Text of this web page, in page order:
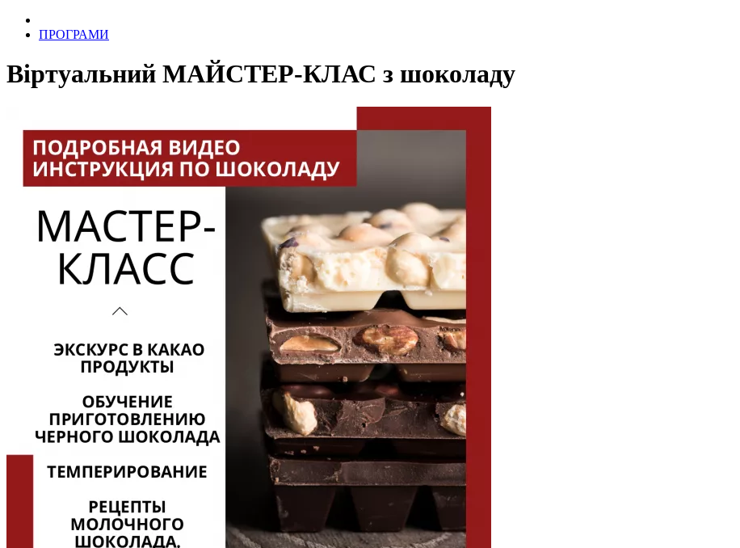
ПРОГРАМИ
Віртуальний МАЙСТЕР-КЛАС з шоколаду